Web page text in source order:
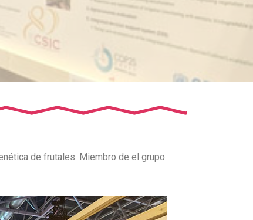
de frutales. Miembro de el grupo